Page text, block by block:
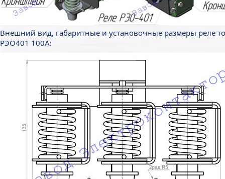
Внешний вид, габаритные и установочные размеры реле
РЭО401 100А: